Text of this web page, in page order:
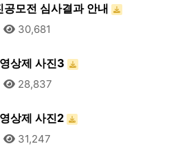
모전 심사결과 안내
30,681
상제 사진3
28,837
상제 사진2
31,247